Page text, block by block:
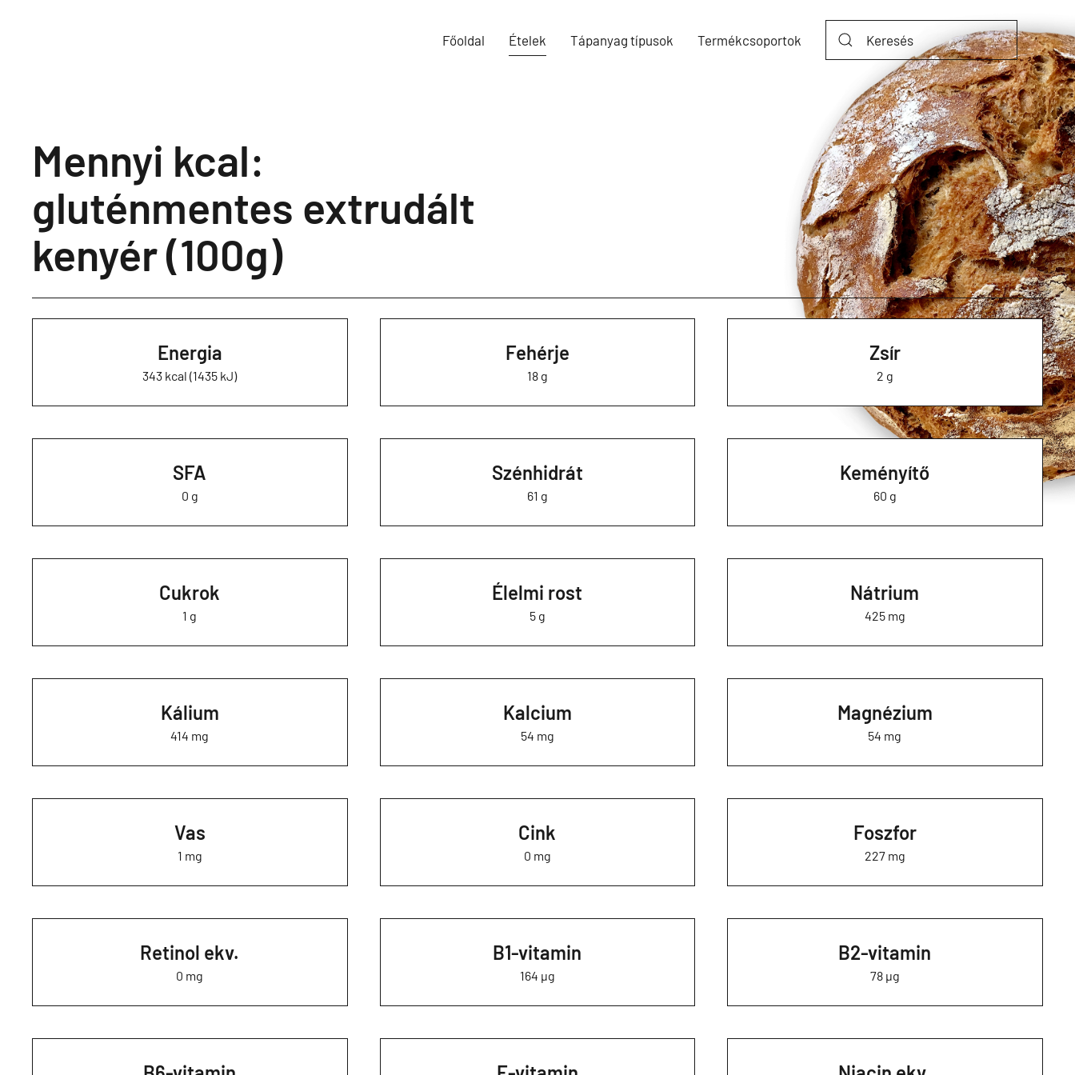
Főoldal Ételek Tápanyag típusok Termékcsoportok
Mennyi kcal:
gluténmentes extrudált
kenyér (100g)
Energia
343 kcal (1435 kJ)
Fehérje
18 g
Zsír
2 g
SFA
0 g
Szénhidrát
61 g
Keményítő
60 g
Cukrok
1 g
Élelmi rost
5 g
Nátrium
425 mg
Kálium
414 mg
Kalcium
54 mg
Magnézium
54 mg
Vas
1 mg
Cink
0 mg
Foszfor
227 mg
Retinol ekv.
0 mg
B1-vitamin
164 µg
B2-vitamin
78 µg